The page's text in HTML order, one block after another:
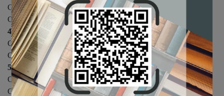
Chapter 7 資料庫
Chapter 8 系統分析
4 網路與多媒體篇
Chapter 9 電腦網路
Chapter 10 多媒體
5 實務應用篇
Chapter 11 電子商務
Chapter 12 數位學習